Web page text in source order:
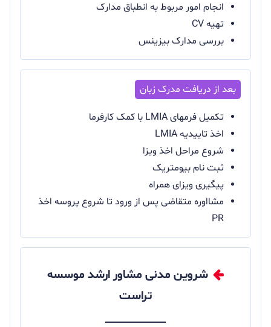
انجام امور مربوط به انطباق مدارک
تهیه CV
بررسی مدارک بیزینس
تکمیل فرمهای LMIA با کمک کارفرما
اخذ تاییدیه LMIA
شروع مراحل اخذ ویزا
ثبت نام بیومتریک
پیگیری ویزای همراه
مشااوره متقاضی پس از ورود تا شروع پروسه اخذ
PR
شروین مدنی مشاور ارشد موسسه
تراست